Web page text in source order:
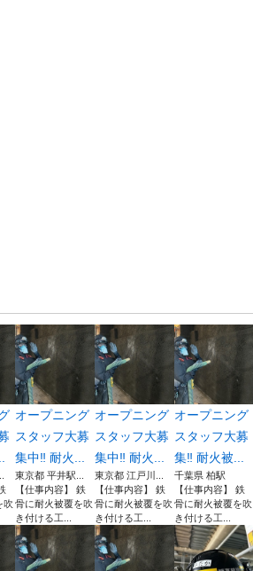
吹
オープニング
スタッフ大募
集中‼︎ 耐火...
東京都 平井駅...
【仕事内容】 鉄
骨に耐火被覆を吹
き付ける工...
オープニング
スタッフ大募
集中‼︎ 耐火...
東京都 江戸川...
【仕事内容】 鉄
骨に耐火被覆を吹
き付ける工...
オープニング
スタッフ大募
集‼︎ 耐火被...
千葉県 柏駅
【仕事内容】 鉄
骨に耐火被覆を吹
き付ける工...